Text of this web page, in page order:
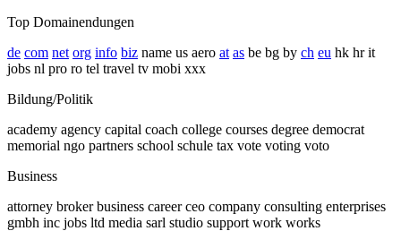
Top Domainendungen
de com net org info biz name us aero at as be bg by ch eu hk hr it
jobs nl pro ro tel travel tv mobi xxx
Bildung/Politik
academy agency capital coach college courses degree democrat
memorial ngo partners school schule tax vote voting voto
Business
attorney broker business career ceo company consulting enterprises
gmbh inc jobs ltd media sarl studio support work works